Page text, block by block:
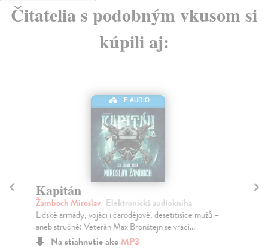
Čitatelia s podobným vkusom si
kúpili aj:
E-AUDIO
Kapitán
Žamboch Miroslav| Elektronická audiokniha
Lidské armády, vojáci i čarodějové, desetitisíce mužů –
aneb stručně: Veterán Max Bronštejn se vrací...
Na stiahnutie akoMP3